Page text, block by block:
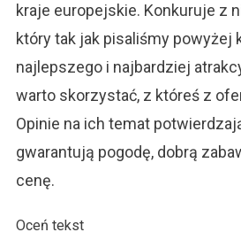
kraje europejskie. Konkuruje z
który tak jak pisaliśmy powyżej
najlepszego i najbardziej
warto skorzystać, z któreś z
Opinie na ich temat
gwarantują pogodę, dobrą
cenę.
Oceń tekst